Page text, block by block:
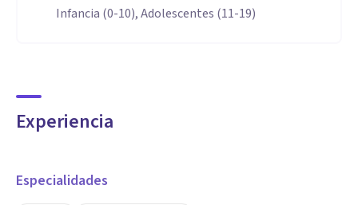
Infancia (0-10), Adolescentes (11-19)
Experiencia
Especialidades